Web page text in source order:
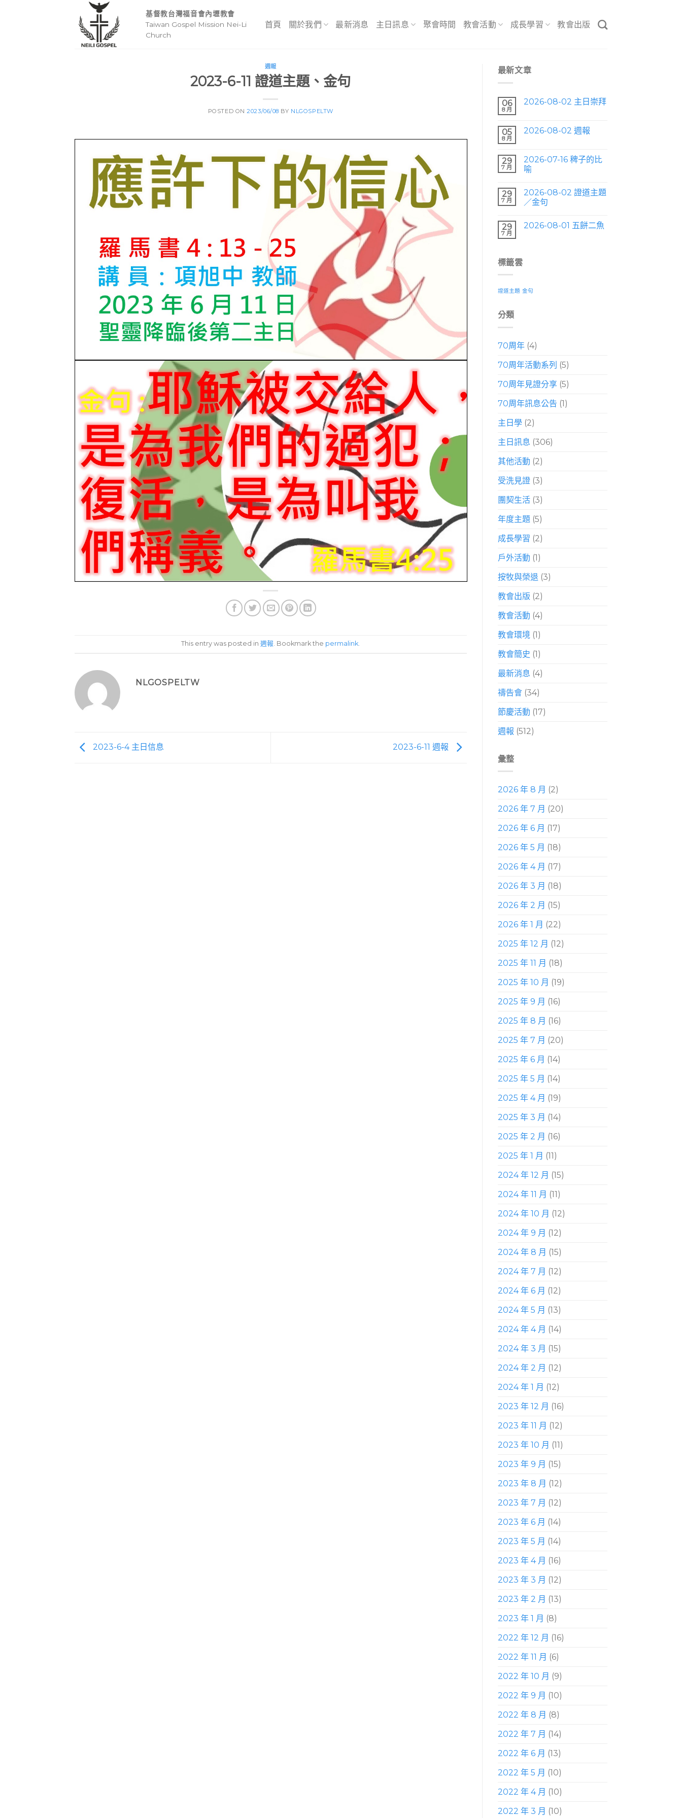
基督教台灣福音會內壢教會
Taiwan Gospel Mission Nei-Li
Church
首頁 關於我們 最新消息 主日訊息 聚會時間 教會活動 成長學習 教會出版
週報
2023-6-11 證道主題、金句
POSTED ON2023/06/08 BY NLGOSPELTW
This entry was posted in週報. Bookmark the permalink.
NLGOSPELTW
2023-6-4 主日信息 2023-6-11 週報
最新文章
06
8 月
2026-08-02 主日崇拜
05
8 月
2026-08-02 週報
29
7 月
2026-07-16 稗子的比
喻
29
7 月
2026-08-02 證道主題
／金句
29
7 月
2026-08-01 五餅二魚
標籤雲
證道主題 金句
分類
70周年(4)
70周年活動系列 (5)
70周年見證分享(5)
70周年訊息公告 (1)
主日學(2)
主日訊息 (306)
其他活動 (2)
受洗見證(3)
團契生活(3)
年度主題(5)
成長學習 (2)
戶外活動 (1)
按牧與榮退 (3)
教會出版 (2)
教會活動 (4)
教會環境 (1)
教會簡史 (1)
最新消息 (4)
禱告會(34)
節慶活動 (17)
週報 (512)
彙整
2026 年 8 月 (2)
2026 年 7 月 (20)
2026 年 6 月 (17)
2026 年 5 月 (18)
2026 年 4 月 (17)
2026 年 3 月 (18)
2026 年 2 月 (15)
2026 年 1 月 (22)
2025 年 12 月 (12)
2025 年 11 月 (18)
2025 年 10 月 (19)
2025 年 9 月 (16)
2025 年 8 月 (16)
2025 年 7 月 (20)
2025 年 6 月 (14)
2025 年 5 月 (14)
2025 年 4 月 (19)
2025 年 3 月 (14)
2025 年 2 月 (16)
2025 年 1 月 (11)
2024 年 12 月 (15)
2024 年 11 月 (11)
2024 年 10 月 (12)
2024 年 9 月 (12)
2024 年 8 月 (15)
2024 年 7 月 (12)
2024 年 6 月 (12)
2024 年 5 月 (13)
2024 年 4 月 (14)
2024 年 3 月 (15)
2024 年 2 月 (12)
2024 年 1 月 (12)
2023 年 12 月 (16)
2023 年 11 月 (12)
2023 年 10 月 (11)
2023 年 9 月 (15)
2023 年 8 月 (12)
2023 年 7 月 (12)
2023 年 6 月 (14)
2023 年 5 月 (14)
2023 年 4 月 (16)
2023 年 3 月 (12)
2023 年 2 月 (13)
2023 年 1 月 (8)
2022 年 12 月 (16)
2022 年 11 月 (6)
2022 年 10 月 (9)
2022 年 9 月 (10)
2022 年 8 月 (8)
2022 年 7 月 (14)
2022 年 6 月 (13)
2022 年 5 月 (10)
2022 年 4 月 (10)
2022 年 3 月 (10)